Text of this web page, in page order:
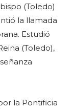
(Toledo)
la llamada
Estudió
(Toledo),
la Pontificia